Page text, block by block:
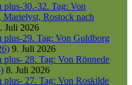
30.-32. Tag: Von
Rostock nach
Juli 2026
29. Tag: Von Guldborg
9. Juli 2026
28. Tag: Von Rönnede
8. Juli 2026
27. Tag: Von Roskilde